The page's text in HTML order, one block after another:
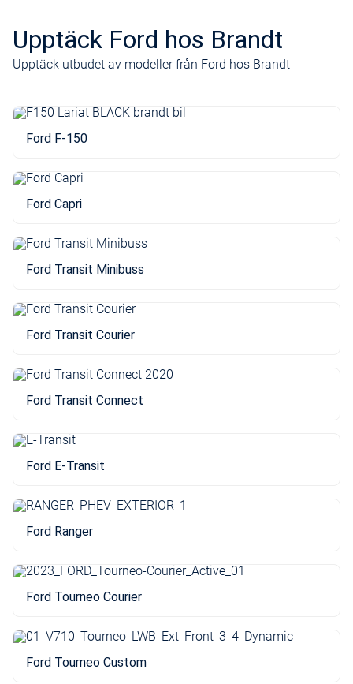
Upptäck Ford hos Brandt
Upptäck utbudet av modeller från Ford hos Brandt
Ford F-150
Ford Capri
Ford Transit Minibuss
Ford Transit Courier
Ford Transit Connect
Ford E-Transit
Ford Ranger
Ford Tourneo Courier
Ford Tourneo Custom